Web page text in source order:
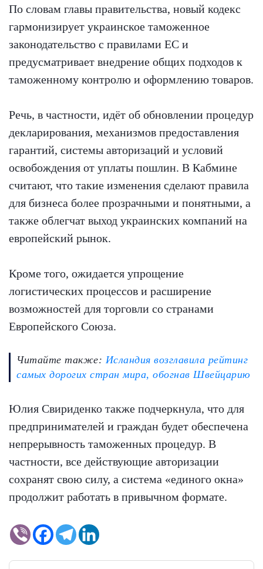
По словам главы правительства, новый кодекс
гармонизирует украинское таможенное
законодательство с правилами ЕС и
предусматривает внедрение общих подходов к
таможенному контролю и оформлению товаров.
Речь, в частности, идёт об обновлении процедур
декларирования, механизмов предоставления
гарантий, системы авторизаций и условий
освобождения от уплаты пошлин. В Кабмине
считают, что такие изменения сделают правила
для бизнеса более прозрачными и понятными, а
также облегчат выход украинских компаний на
европейский рынок.
Кроме того, ожидается упрощение
логистических процессов и расширение
возможностей для торговли со странами
Европейского Союза.
Читайте также: Исландия возглавила рейтинг
самых дорогих стран мира, обогнав Швейцарию
Юлия Свириденко также подчеркнула, что для
предпринимателей и граждан будет обеспечена
непрерывность таможенных процедур. В
частности, все действующие авторизации
сохранят свою силу, а система «единого окна»
продолжит работать в привычном формате.